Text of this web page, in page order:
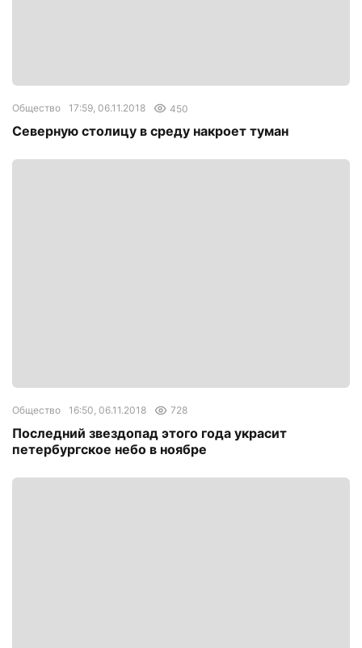
Общество 17:59, 06.11.2018 450
Северную столицу в среду накроет туман
Общество 16:50, 06.11.2018 728
Последний звездопад этого года украсит
петербургское небо в ноябре